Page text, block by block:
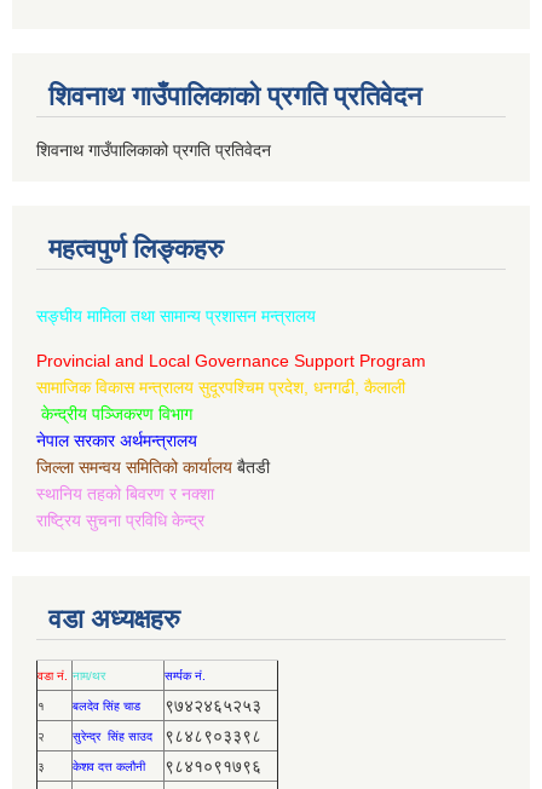
शिवनाथ गाउँपालिकाको प्रगति प्रतिवेदन
शिवनाथ गाउँपालिकाको प्रगति प्रतिवेदन
महत्वपुर्ण लिङ्कहरु
सङ्घीय मामिला तथा सामान्य प्रशासन मन्त्रालय
Provincial and Local Governance Support Program
सामाजिक विकास मन्त्रालय सुदूरपश्चिम प्रदेश, धनगढी, कैलाली
केन्द्रीय पञ्जिकरण विभाग
नेपाल सरकार अर्थमन्त्रालय
जिल्ला समन्वय समितिको कार्यालय बैतडी
स्थानिय तहको बिवरण र नक्शा
राष्ट्रिय सुचना प्रविधि केन्द्र
वडा अध्यक्षहरु
वडा नं. नाम/थर सर्म्पक नं.
१ बलदेव सिंह चाड ९७४२४६५२५३
२ सुरेन्द्र सिंह साउद ९८४८९०३३९८
३ केशव दत्त कलौनी ९८४१०९१७९६